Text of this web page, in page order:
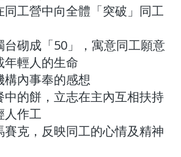
同工營中向全體「突破」同工
台砌成「50」，寓意同工願意
年輕人的生命
構內事奉的感想
中的餅，立志在主內互相扶持
人作工
賽克，反映同工的心情及精神